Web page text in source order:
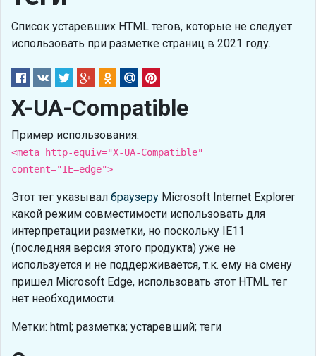
Список устаревших HTML тегов, которые не следует
использовать при разметке страниц в 2021 году.
X-UA-Compatible
Пример использования:
<meta http-equiv="X-UA-Compatible"
content="IE=edge">
Этот тег указывал браузеру Microsoft Internet Explorer
какой режим совместимости использовать для
интерпретации разметки, но поскольку IE11
(последняя версия этого продукта) уже не
используется и не поддерживается, т.к. ему на смену
пришел Microsoft Edge, использовать этот HTML тег
нет необходимости.
Метки: html; разметка; устаревший; теги